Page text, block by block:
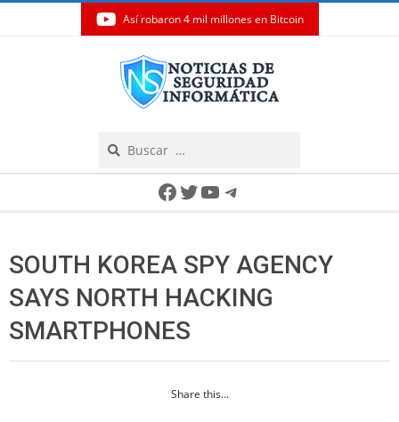
Así robaron 4 mil millones en Bitcoin
Facebook
Twitter
YouTube
Telegram
SOUTH KOREA SPY AGENCY
SAYS NORTH HACKING
SMARTPHONES
Share this...